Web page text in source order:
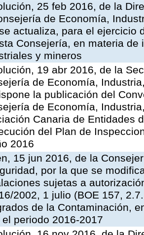
25 feb 2016, de la
de Economía,
actualiza, para el ejercicio
Consejería, en materia
y mineros
19 abr 2016, de la
de Economía,
la publicación del
de Economía,
Canaria de Entidades
del Plan de
2016
15 jun 2016, de la
por la que se
sujetas a
2002, 1 julio (BOE 157,
de la Contaminación,
el periodo 2016-2017